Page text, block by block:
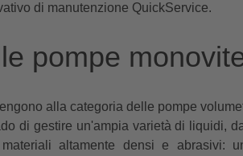
di manutenzione QuickService.
pompe
alla categoria delle pompe
di gestire un'ampia varietà di liquidi,
altamente densi e abrasivi: